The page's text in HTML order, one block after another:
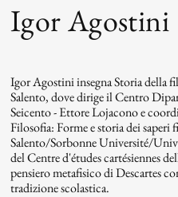
Igor Agostini
Igor Agostini insegna Storia della
Salento, dove dirige il Centro
Seicento - Ettore Lojacono e
Filosofia: Forme e storia dei
Salento/Sorbonne Université/
del Centre d'études cartésiennes
pensiero metafisico di Descartes
tradizione scolastica.